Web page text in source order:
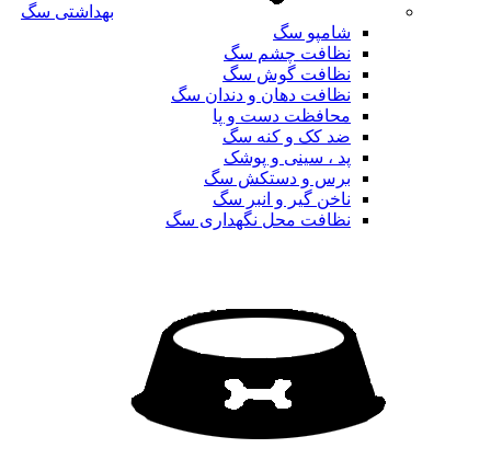
بهداشتی سگ
شامپو سگ
نظافت چشم سگ
نظافت گوش سگ
نظافت دهان و دندان سگ
محافظت دست و پا
ضد کک و کنه سگ
پد ، سینی و پوشک
برس و دستکش سگ
ناخن گیر و انبر سگ
نظافت محل نگهداری سگ